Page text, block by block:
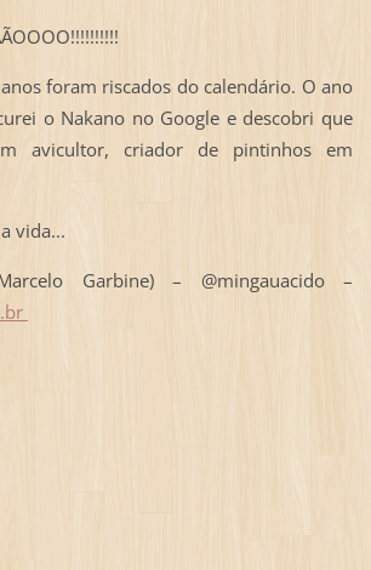
foram riscados do calendário. O ano
o Nakano no Google e descobri que
avicultor, criador de pintinhos em
vida...
Garbine) – @mingauacido –